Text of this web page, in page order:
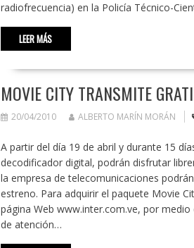
radiofrecuencia) en la Policía Técnico-
LEER MÁS
MOVIE CITY TRANSMITE
20/04/2010 ALBERTO MARÍN MORÁN
A partir del día 19 de abril y durante 15
decodificador digital, podrán disfrutar
la empresa de telecomunicaciones
estreno. Para adquirir el paquete Movie
página Web www.inter.com.ve, por
de atención…